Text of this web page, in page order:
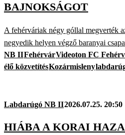
BAJNOKSÁGOT
A fehérváriak négy góllal megverték
negyedik helyen végző baranyai
NB IIFehérvárVideoton FC
élő közvetítésKozármisleny
Labdarúgó NB II2026.07.25. 20:50
HIÁBA A KORAI